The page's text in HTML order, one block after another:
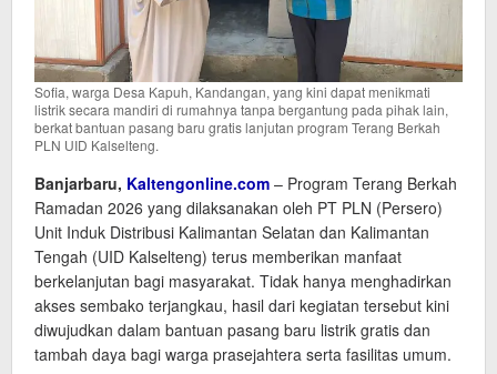
Sofia, warga Desa Kapuh, Kandangan, yang kini dapat menikmati
listrik secara mandiri di rumahnya tanpa bergantung pada pihak lain,
berkat bantuan pasang baru gratis lanjutan program Terang Berkah
PLN UID Kalselteng.
Banjarbaru, Kaltengonline.com – Program Terang Berkah
Ramadan 2026 yang dilaksanakan oleh PT PLN (Persero)
Unit Induk Distribusi Kalimantan Selatan dan Kalimantan
Tengah (UID Kalselteng) terus memberikan manfaat
berkelanjutan bagi masyarakat. Tidak hanya menghadirkan
akses sembako terjangkau, hasil dari kegiatan tersebut kini
diwujudkan dalam bantuan pasang baru listrik gratis dan
tambah daya bagi warga prasejahtera serta fasilitas umum.